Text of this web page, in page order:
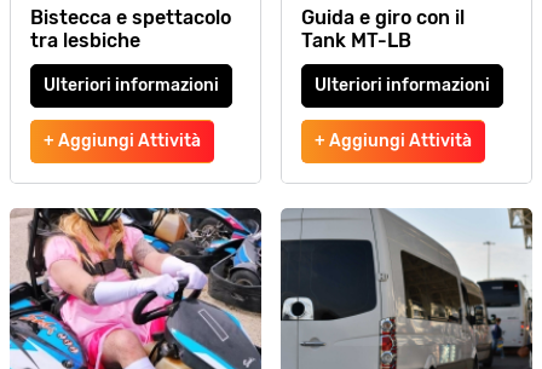
Bistecca e spettacolo
tra lesbiche
Ulteriori informazioni
+ Aggiungi Attività
Guida e giro con il
Tank MT-LB
Ulteriori informazioni
+ Aggiungi Attività